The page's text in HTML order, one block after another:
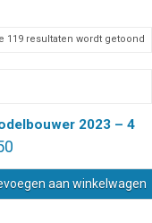
119 resultaten wordt getoond
2023 – 4
aan winkelwagen